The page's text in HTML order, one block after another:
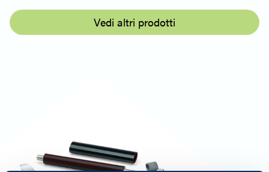
Vedi altri prodotti